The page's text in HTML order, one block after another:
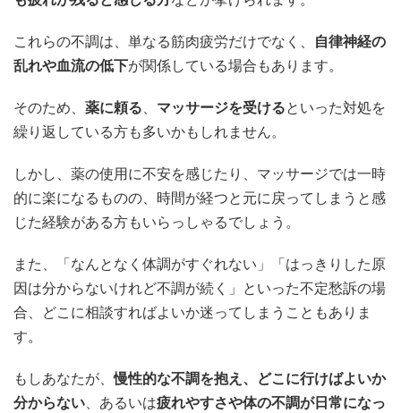
これらの不調は、単なる筋肉疲労だけでなく、
自律神経の
乱れや血流の低下が関係している場合もあります。
そのため、 薬に頼る、 マッサージを受けるといった対処を
繰り返している方も多いかもしれません。
しかし、薬の使用に不安を感じたり、マッサージでは一時
的に楽になるものの、時間が経つと元に戻ってしまうと感
じた経験がある方もいらっしゃるでしょう。
また、「なんとなく体調がすぐれない」「はっきりした原
因は分からないけれど不調が続く」といった不定愁訴の場
合、どこに相談すればよいか迷ってしまうこともありま
す。
もしあなたが、慢性的な不調を抱え、どこに行けばよいか
分からない、あるいは疲れやすさや体の不調が日常になっ